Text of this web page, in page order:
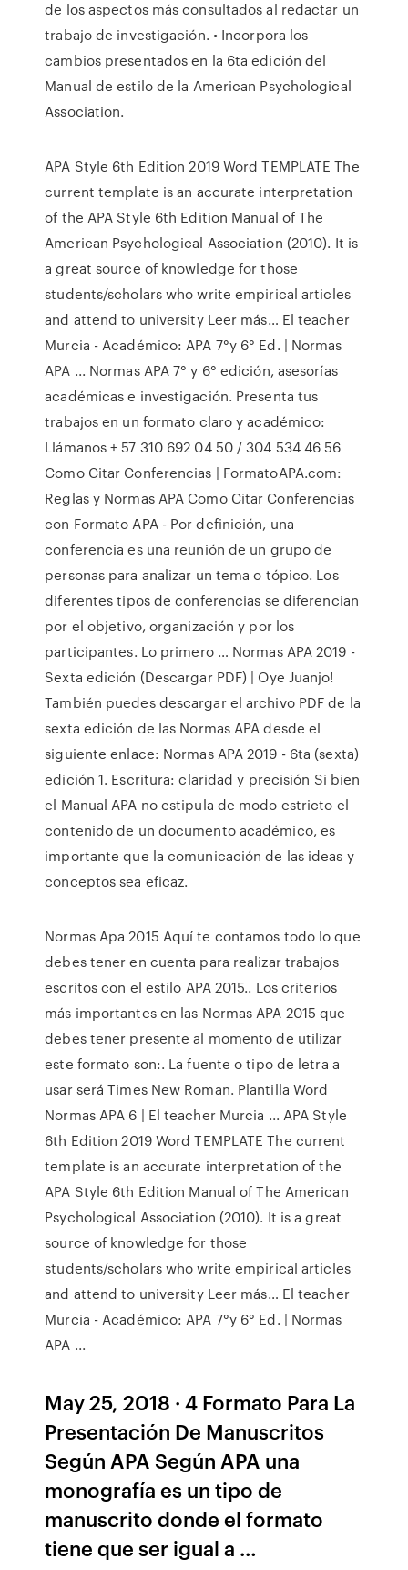
de los aspectos más consultados al redactar un
trabajo de investigación. • Incorpora los
cambios presentados en la 6ta edición del
Manual de estilo de la American Psychological
Association.
APA Style 6th Edition 2019 Word TEMPLATE The
current template is an accurate interpretation
of the APA Style 6th Edition Manual of The
American Psychological Association (2010). It is
a great source of knowledge for those
students/scholars who write empirical articles
and attend to university Leer más… El teacher
Murcia - Académico: APA 7°y 6° Ed. | Normas
APA ... Normas APA 7° y 6° edición, asesorías
académicas e investigación. Presenta tus
trabajos en un formato claro y académico:
Llámanos + 57 310 692 04 50 / 304 534 46 56
Como Citar Conferencias | FormatoAPA.com:
Reglas y Normas APA Como Citar Conferencias
con Formato APA - Por definición, una
conferencia es una reunión de un grupo de
personas para analizar un tema o tópico. Los
diferentes tipos de conferencias se diferencian
por el objetivo, organización y por los
participantes. Lo primero … Normas APA 2019 -
Sexta edición (Descargar PDF) | Oye Juanjo!
También puedes descargar el archivo PDF de la
sexta edición de las Normas APA desde el
siguiente enlace: Normas APA 2019 - 6ta (sexta)
edición 1. Escritura: claridad y precisión Si bien
el Manual APA no estipula de modo estricto el
contenido de un documento académico, es
importante que la comunicación de las ideas y
conceptos sea eficaz.
Normas Apa 2015 Aquí te contamos todo lo que
debes tener en cuenta para realizar trabajos
escritos con el estilo APA 2015.. Los criterios
más importantes en las Normas APA 2015 que
debes tener presente al momento de utilizar
este formato son:. La fuente o tipo de letra a
usar será Times New Roman. Plantilla Word
Normas APA 6 | El teacher Murcia ... APA Style
6th Edition 2019 Word TEMPLATE The current
template is an accurate interpretation of the
APA Style 6th Edition Manual of The American
Psychological Association (2010). It is a great
source of knowledge for those
students/scholars who write empirical articles
and attend to university Leer más… El teacher
Murcia - Académico: APA 7°y 6° Ed. | Normas
APA ...
May 25, 2018 · 4 Formato Para La
Presentación De Manuscritos
Según APA Según APA una
monografía es un tipo de
manuscrito donde el formato
tiene que ser igual a …